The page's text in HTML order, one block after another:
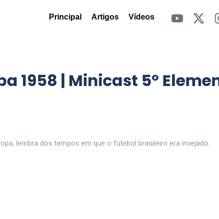
Principal Artigos Vídeos
1958 | Minicast 5º
lembra dos tempos em que o futebol brasileiro era invejado.